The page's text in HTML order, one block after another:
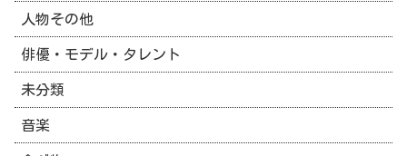
人物その他
俳優・モデル・タレント
未分類
音楽